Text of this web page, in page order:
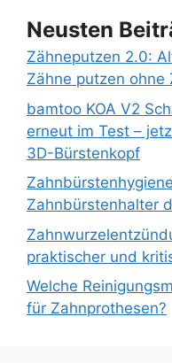
Neusten
Zähneputzen 2.0:
Zähne putzen ohne
bamtoo KOA V2
erneut im Test –
3D-Bürstenkopf
Zahnbürstenhalter
praktischer und
Welche
für Zahnprothesen?